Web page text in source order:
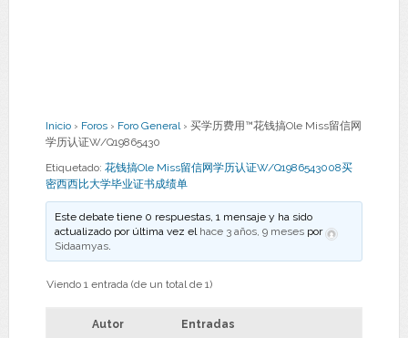
Inicio › Foros › Foro General › 买学历费用™花钱搞Ole Miss留信网
学历认证W/Q19865430
Etiquetado: 花钱搞Ole Miss留信网学历认证W/Q1986543008买
密西西比大学毕业证书成绩单
Este debate tiene 0 respuestas, 1 mensaje y ha sido
actualizado por última vez el hace 3 años, 9 meses por
Sidaamyas.
Viendo 1 entrada (de un total de 1)
Autor Entradas